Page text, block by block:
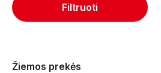
Filtruoti
Žiemos prekės